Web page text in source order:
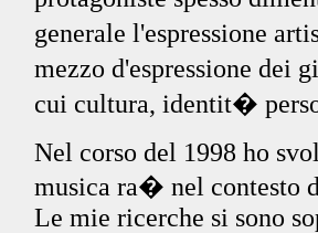
generale l'espressione
mezzo d'espressione dei
cui cultura, identit�
Nel corso del 1998 ho
musica ra� nel contesto
Le mie ricerche si sono